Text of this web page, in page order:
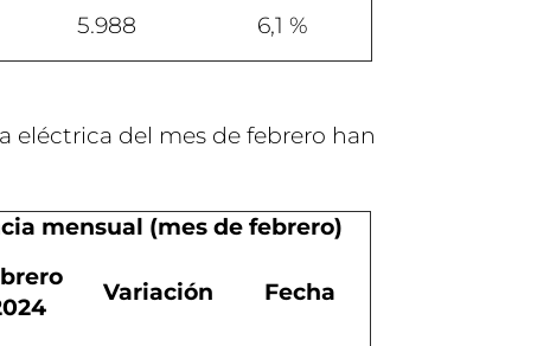
5.988 6,1 %
eléctrica del mes de febrero han
mensual (mes de febrero)
Variación Fecha